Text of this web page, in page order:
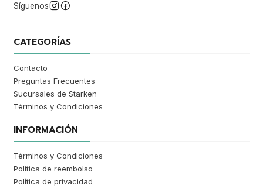
Síguenos
CATEGORÍAS
Contacto
Preguntas Frecuentes
Sucursales de Starken
Términos y Condiciones
INFORMACIÓN
Términos y Condiciones
Política de reembolso
Política de privacidad